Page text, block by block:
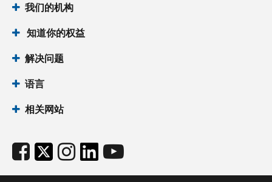
我们的机构
知道你的权益
解决问题
语言
相关网站